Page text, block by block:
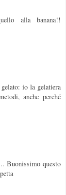
alla banana!!
io la gelatiera
anche perché
Buonissimo questo